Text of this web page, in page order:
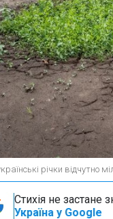
річки відчутно
Стихія не застане
Україна у Google